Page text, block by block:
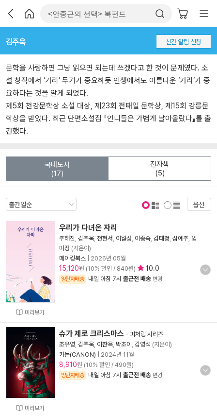
김주욱 신간 알림 신청
문학을 사랑하면 그냥 읽으면 되는데 쓰겠다고 한 것이 문제였다. 소
설 창작에서 ‘거리’ 두기가 중요하듯 인생에서도 아름다운 ‘거리’가 중
요하다는 것을 알게 되었다.
제5회 천강문학상 소설 대상, 제23회 전태일 문학상, 제15회 강릉문
학상을 받았다. 최근 단편소설집 『언니들은 가볍게 날아올랐다』를 출
간했다.
국내도서
(17)
전자책
(5)
옵션
미리보기
우리가 다녀온 자리
주해진 김주욱 전현서 이월성 이종숙 김태정 심예주 임
미정 (지은이)
메이킹북스
2026년 05월
15,120원 (10% 할인 / 840원) 10.0
양탄자배송 내일 아침 7시 출근전 배송 변경
미리보기
슈가 제로 크리스마스 - 피처링 시리즈
조유영 김주욱 이찬옥 박초이 김영석 (지은이)
카논(CANON)
2024년 11월
8,910원 (10% 할인 / 490원)
양탄자배송 내일 아침 7시 출근전 배송 변경